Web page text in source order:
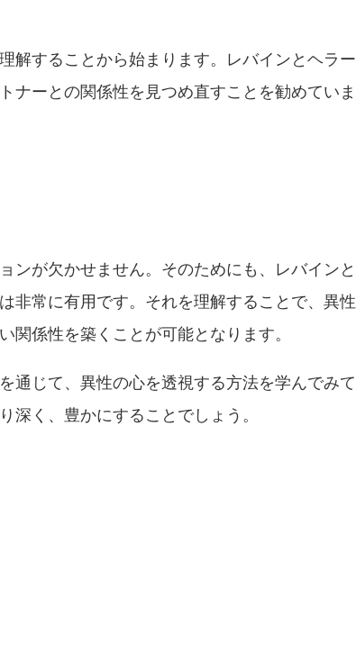
解することから始まります。レバインとヘラー
ナーとの関係性を見つめ直すことを勧めていま
ンが欠かせません。そのためにも、レバインと
非常に有用です。それを理解することで、異性
関係性を築くことが可能となります。
通じて、異性の心を透視する方法を学んでみて
深く、豊かにすることでしょう。